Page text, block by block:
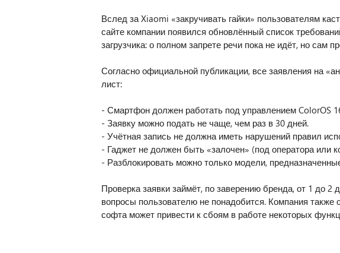
Вслед за Xiaomi «закручивать гайки» пользователям
сайте компании появился обновлённый список
загрузчика: о полном запрете речи пока не идёт, но сам
Согласно официальной публикации, все заявления на
лист:
- Смартфон должен работать под управлением ColorOS
- Заявку можно подать не чаще, чем раз в 30 дней.
- Учётная запись не должна иметь нарушений правил
- Гаджет не должен быть «залочен» (под оператора или
- Разблокировать можно только модели,
Проверка заявки займёт, по заверению бренда, от 1 до 2
вопросы пользователю не понадобится. Компания также
софта может привести к сбоям в работе некоторых